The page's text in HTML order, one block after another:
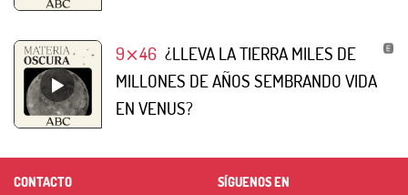
9⨯46 ¿LLEVA LA TIERRA MILES DE
MILLONES DE AÑOS SEMBRANDO VIDA
EN VENUS?
CONTACTO SÍGUENOS EN